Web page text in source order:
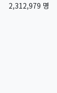
2,312,979 명